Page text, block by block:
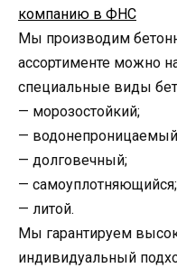
компанию в ФНС
Мы производим
ассортименте можно
специальные виды
— морозостойкий;
—
— долговечный;
— самоуплотняющийся;
— литой.
Мы гарантируем
индивидуальный